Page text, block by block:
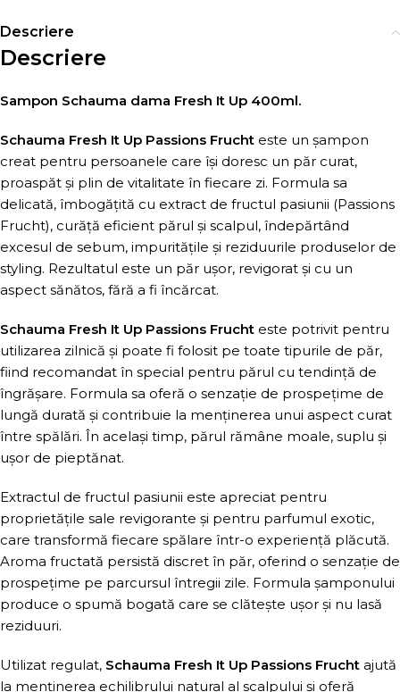
Descriere
Descriere
Sampon Schauma dama Fresh It Up 400ml.
Schauma Fresh It Up Passions Frucht este un șampon
creat pentru persoanele care își doresc un păr curat,
proaspăt și plin de vitalitate în fiecare zi. Formula sa
delicată, îmbogățită cu extract de fructul pasiunii (Passions
Frucht), curăță eficient părul și scalpul, îndepărtând
excesul de sebum, impuritățile și reziduurile produselor de
styling. Rezultatul este un păr ușor, revigorat și cu un
aspect sănătos, fără a fi încărcat.
Schauma Fresh It Up Passions Frucht este potrivit pentru
utilizarea zilnică și poate fi folosit pe toate tipurile de păr,
fiind recomandat în special pentru părul cu tendință de
îngrășare. Formula sa oferă o senzație de prospețime de
lungă durată și contribuie la menținerea unui aspect curat
între spălări. În același timp, părul rămâne moale, suplu și
ușor de pieptănat.
Extractul de fructul pasiunii este apreciat pentru
proprietățile sale revigorante și pentru parfumul exotic,
care transformă fiecare spălare într-o experiență plăcută.
Aroma fructată persistă discret în păr, oferind o senzație de
prospețime pe parcursul întregii zile. Formula șamponului
produce o spumă bogată care se clătește ușor și nu lasă
reziduuri.
Utilizat regulat, Schauma Fresh It Up Passions Frucht ajută
la menținerea echilibrului natural al scalpului și oferă